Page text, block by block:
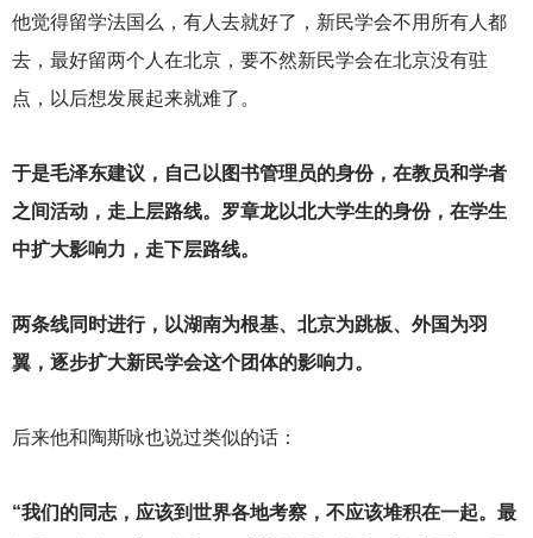
他觉得留学法国么，有人去就好了，新民学会不用所有人都
去，最好留两个人在北京，要不然新民学会在北京没有驻
点，以后想发展起来就难了。
于是毛泽东建议，自己以图书管理员的身份，在教员和学者
之间活动，走上层路线。罗章龙以北大学生的身份，在学生
中扩大影响力，走下层路线。
两条线同时进行，以湖南为根基、北京为跳板、外国为羽
翼，逐步扩大新民学会这个团体的影响力。
后来他和陶斯咏也说过类似的话：
“我们的同志，应该到世界各地考察，不应该堆积在一起。最